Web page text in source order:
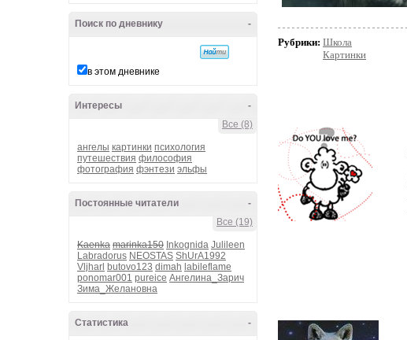
-
Поиск по дневнику
в этом дневнике
-
Интересы
Все (8)
ангелы картинки психология
путешествия философия
фотография фэнтези эльфы
-
Постоянные читатели
Все (19)
Kaenka marinka150 Inkognida Julileen
Labradorus NEOSTAS ShUrA1992
Vljharl butovo123 dimah labileflame
ponomar001 pureice Ангелина_Зарич
Зима_Желановна
-
Статистика
Рубрики: Школа
Картинки